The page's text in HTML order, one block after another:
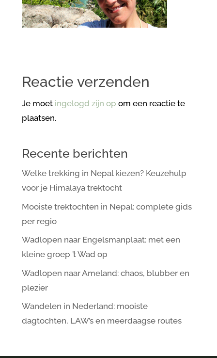
Reactie verzenden
Je moet ingelogd zijn op om een reactie te
plaatsen.
Recente berichten
Welke trekking in Nepal kiezen? Keuzehulp
voor je Himalaya trektocht
Mooiste trektochten in Nepal: complete gids
per regio
Wadlopen naar Engelsmanplaat: met een
kleine groep ’t Wad op
Wadlopen naar Ameland: chaos, blubber en
plezier
Wandelen in Nederland: mooiste
dagtochten, LAW’s en meerdaagse routes